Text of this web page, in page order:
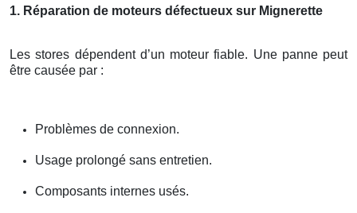
1. Réparation de moteurs défectueux sur Mignerette
Les stores dépendent d’un moteur fiable. Une panne peut
être causée par :
Problèmes de connexion.
Usage prolongé sans entretien.
Composants internes usés.